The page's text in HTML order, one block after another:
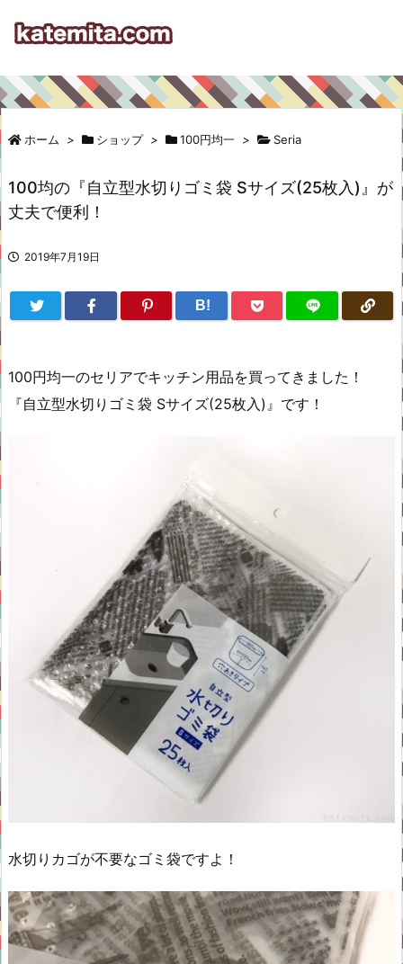
ホーム > ショップ > 100円均一 > Seria
100均の『自立型水切りゴミ袋 Sサイズ(25枚入)』が
丈夫で便利！
2019年7月19日
B!
100円均一のセリアでキッチン用品を買ってきました！
『自立型水切りゴミ袋 Sサイズ(25枚入)』です！
水切りカゴが不要なゴミ袋ですよ！